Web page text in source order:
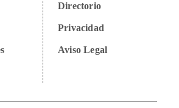
Directorio
Privacidad
Aviso Legal